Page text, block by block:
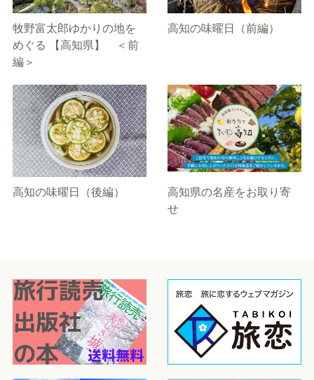
牧野富太郎ゆかりの地を
めぐる 【高知県】 ＜前
編＞
高知の味曜日（前編）
高知の味曜日（後編）
高知県の名産をお取り寄
せ